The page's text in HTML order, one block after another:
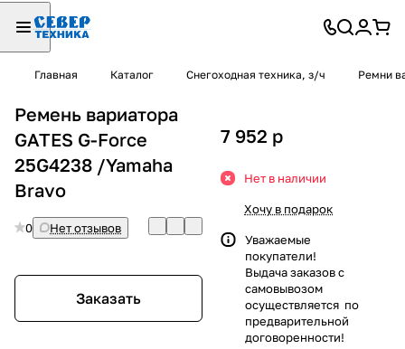
Главная Каталог Снегоходная техника, з/ч Ремни
Ремень вариатора
GATES G-Force
25G4238 /Yamaha
Bravo
0 Нет отзывов
Заказать
7 952 p
Нет в наличии
Хочу в подарок
Уважаемые
покупатели!
Выдача заказов с
самовывозом
осуществляется по
предварительной
договоренности!